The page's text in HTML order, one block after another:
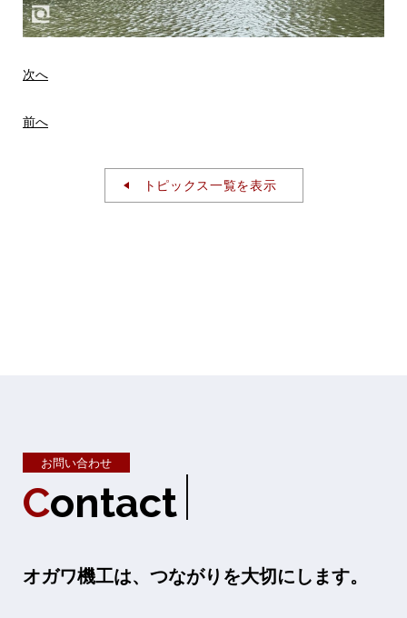
次へ
前へ
トピックス一覧を表示
お問い合わせ
Contact
オガワ機工は、つながりを大切にします。